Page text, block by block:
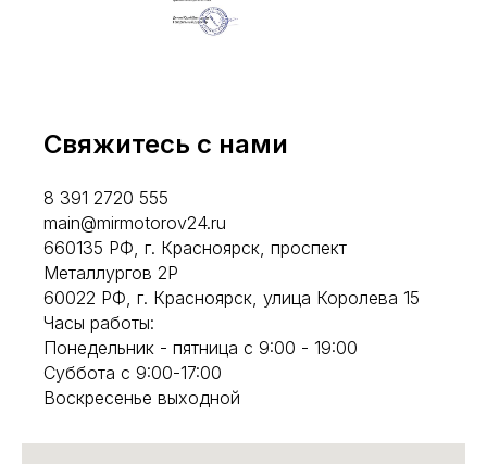
Свяжитесь с нами
8 391 2720 555
main@mirmotorov24.ru
660135 РФ, г. Красноярск, проспект
Металлургов 2Р
60022 РФ, г. Красноярск, улица Королева 15
Часы работы:
Понедельник - пятница с 9:00 - 19:00
Суббота с 9:00-17:00
Воскресенье выходной